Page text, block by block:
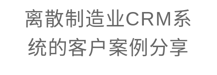
离散制造业CRM系
统的客户案例分享